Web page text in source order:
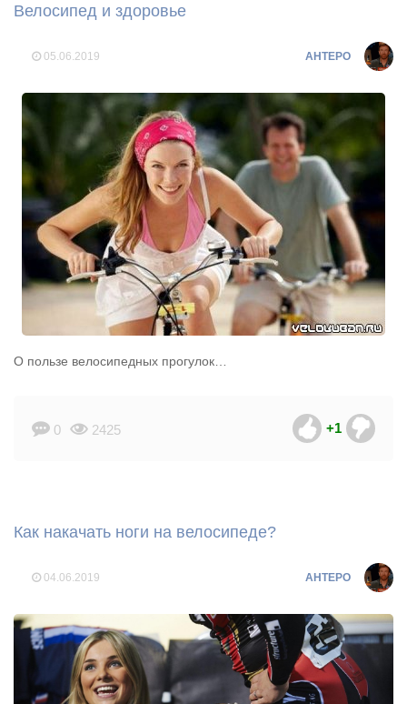
Велосипед и здоровье
05.06.2019 AHTEPO
О пользе велосипедных прогулок…
0 2425 +1
Как накачать ноги на велосипеде?
04.06.2019 AHTEPO